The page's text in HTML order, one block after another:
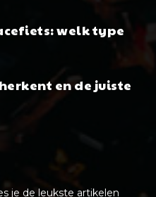
welk type
en de juiste
je de leukste artikelen